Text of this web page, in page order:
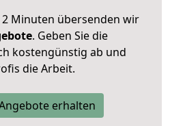
2 Minuten übersenden wir
. Geben Sie die
kostengünstig ab und
die Arbeit.
erhalten